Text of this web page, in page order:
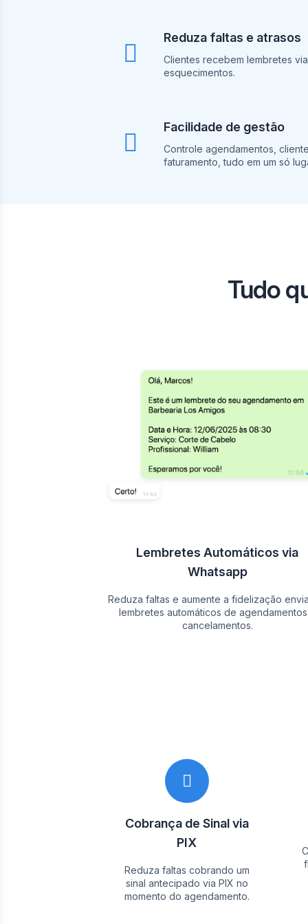
Reduza faltas e atrasos
Clientes recebem lembretes
esquecimentos.
Facilidade de gestão
Controle agendamentos,
faturamento, tudo em um só
Tudo
Lembretes Automáticos via
Whatsapp
Reduza faltas e aumente a fidelização
lembretes automáticos de
cancelamentos.
Cobrança de Sinal via
PIX
Reduza faltas cobrando um
sinal antecipado via PIX no
momento do agendamento.